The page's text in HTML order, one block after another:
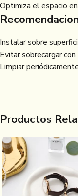
Optimiza el espacio
Instalar sobre
Evitar sobrecargar
Limpiar
Productos